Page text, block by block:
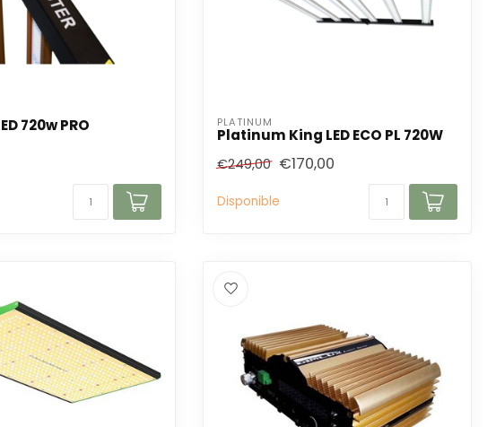
720w PRO PLATINUM
Platinum King LED ECO PL 720W
€249,00 €170,00
Disponible